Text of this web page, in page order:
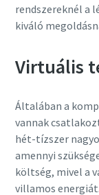
rendszereknél a
kiváló
Virtuális
Általában a
vannak
hét-tízszer
amennyi
költség, mivel a
villamos